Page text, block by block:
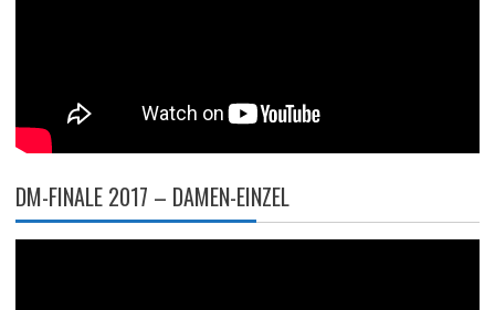
DM-FINALE 2017 – DAMEN-EINZEL